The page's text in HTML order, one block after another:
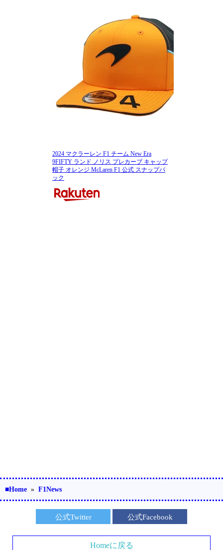
2024 マクラーレン F1 チーム New Era
9FIFTY ランド ノリス プレカーブ キャップ
帽子 オレンジ McLaren F1 公式 スナップバ
ック
■Home » F1News
公式Twitter 公式Facebook
Homeに戻る